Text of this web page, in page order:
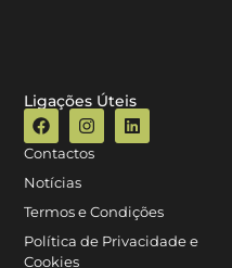
Ligações Úteis
Contactos
Notícias
Termos e Condições
Política de Privacidade e
Cookies